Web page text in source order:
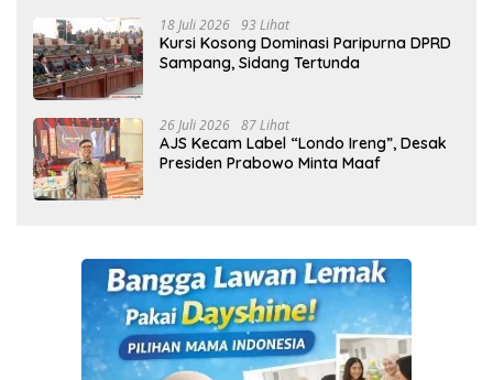
18 Juli 2026 93 Lihat
Kursi Kosong Dominasi Paripurna DPRD
Sampang, Sidang Tertunda
26 Juli 2026 87 Lihat
AJS Kecam Label “Londo Ireng”, Desak
Presiden Prabowo Minta Maaf